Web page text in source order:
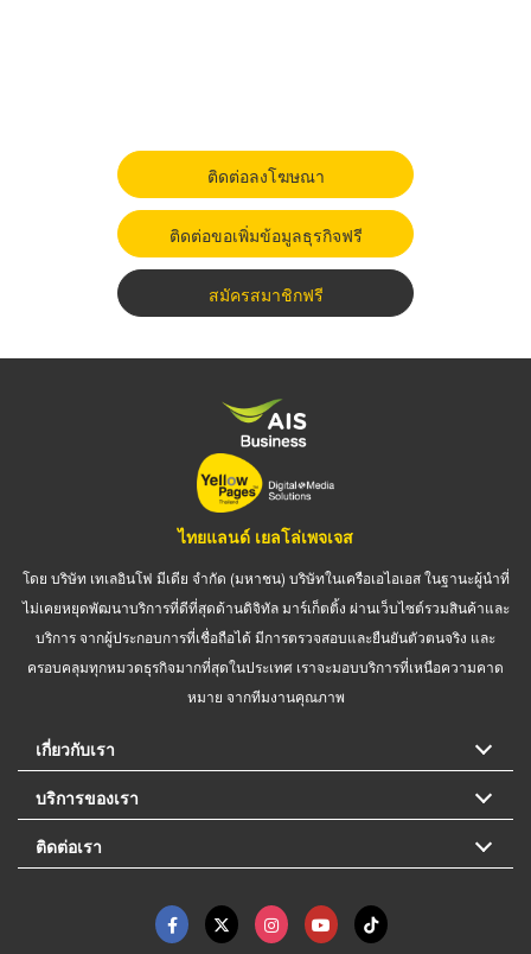
ติดต่อลงโฆษณา
ติดต่อขอเพิ่มข้อมูลธุรกิจฟรี
สมัครสมาชิกฟรี
ไทยแลนด์ เยลโล่เพจเจส
โดย บริษัท เทเลอินโฟ มีเดีย จำกัด (มหาชน) บริษัทในเครือเอไอเอส ในฐานะผู้นำที่
ไม่เคยหยุดพัฒนาบริการที่ดีที่สุดด้านดิจิทัล มาร์เก็ตติ้ง ผ่านเว็บไซต์รวมสินค้าและ
บริการ จากผู้ประกอบการที่เชื่อถือได้ มีการตรวจสอบและยืนยันตัวตนจริง และ
ครอบคลุมทุกหมวดธุรกิจมากที่สุดในประเทศ เราจะมอบบริการที่เหนือความคาด
หมาย จากทีมงานคุณภาพ
เกี่ยวกับเรา
บริการของเรา
ติดต่อเรา